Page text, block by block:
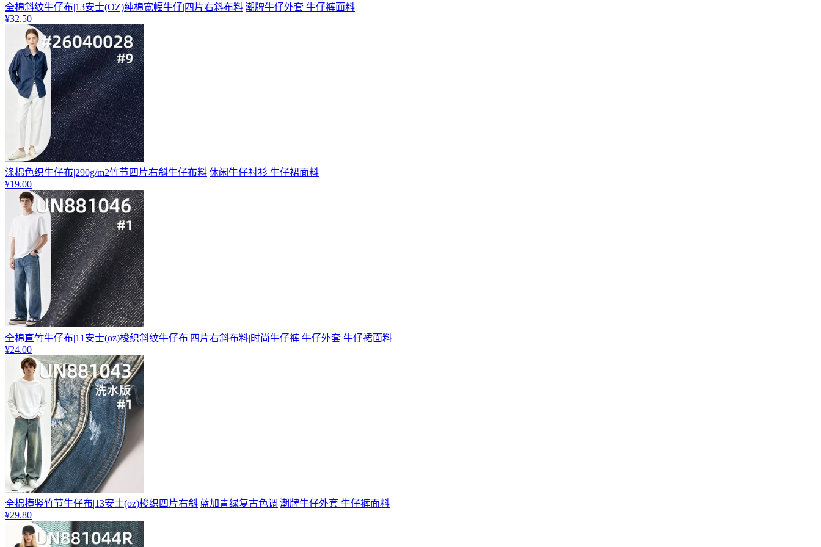
全棉斜纹牛仔布|13安士(OZ)纯棉宽幅牛仔|四片右斜布料|潮牌牛仔外套 牛仔裤面料
¥32.50
涤棉色织牛仔布|290g/m2竹节四片右斜牛仔布料|休闲牛仔衬衫 牛仔裙面料
¥19.00
全棉直竹牛仔布|11安士(oz)梭织斜纹牛仔布|四片右斜布料|时尚牛仔裤 牛仔外套 牛仔裙面料
¥24.00
全棉横竖竹节牛仔布|13安士(oz)梭织四片右斜|蓝加青绿复古色调|潮牌牛仔外套 牛仔裤面料
¥29.80